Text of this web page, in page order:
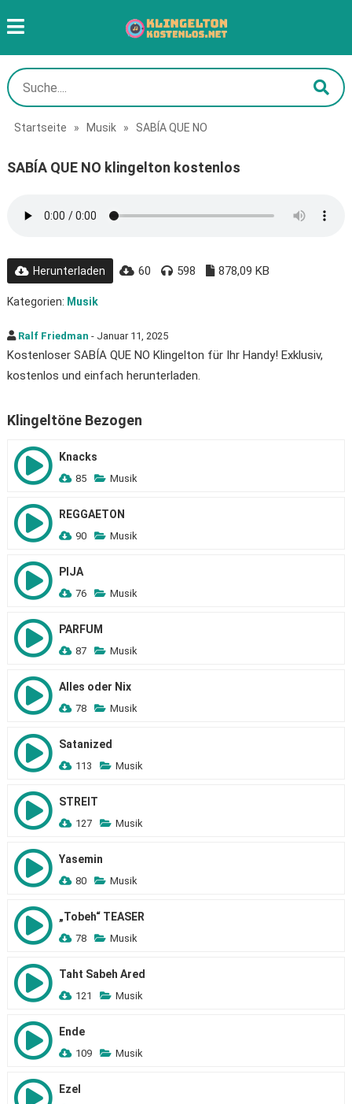
Startseite » Musik » SABÍA QUE NO
SABÍA QUE NO klingelton kostenlos
Herunterladen 60 598 878,09 KB
Kategorien: Musik
Ralf Friedman - Januar 11, 2025
Kostenloser SABÍA QUE NO Klingelton für Ihr Handy! Exklusiv,
kostenlos und einfach herunterladen.
Klingeltöne Bezogen
Knacks
85 Musik
REGGAETON
90 Musik
PIJA
76 Musik
PARFUM
87 Musik
Alles oder Nix
78 Musik
Satanized
113 Musik
STREIT
127 Musik
Yasemin
80 Musik
„Tobeh“ TEASER
78 Musik
Taht Sabeh Ared
121 Musik
Ende
109 Musik
Ezel